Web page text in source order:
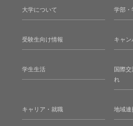
大学について 学部・
受験生向け情報 キャン
学生生活
国際
れ
キャリア・就職 地域連